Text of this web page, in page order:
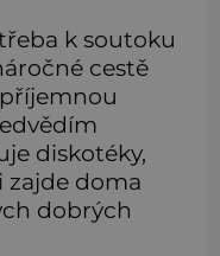
k soutoku
cestě
diskotéky,
zajde doma
dobrých